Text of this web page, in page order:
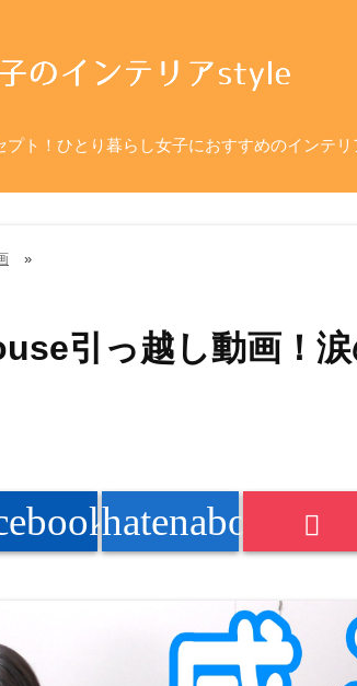
ト！ひとり暮らし女子におすすめのインテリ
»
引っ越し動画！涙
hatenabookmark